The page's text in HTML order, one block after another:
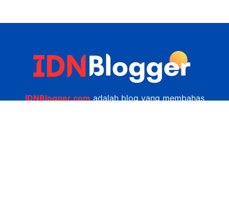
IDNBlogger.comadalah blog yang membahas